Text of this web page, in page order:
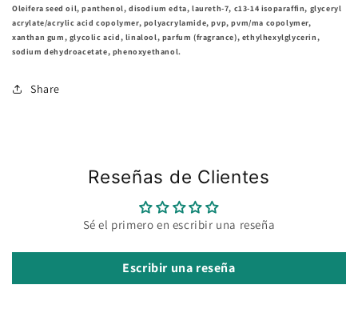
Oleifera seed oil, panthenol, disodium edta, laureth-7, c13-14 isoparaffin, glyceryl
acrylate/acrylic acid copolymer, polyacrylamide, pvp, pvm/ma copolymer,
xanthan gum, glycolic acid, linalool, parfum (fragrance), ethylhexylglycerin,
sodium dehydroacetate, phenoxyethanol.
Share
Reseñas de Clientes
Sé el primero en escribir una reseña
Escribir una reseña